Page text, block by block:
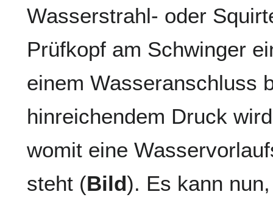
Wasserstrahl- oder
Prüfkopf am Schwinger
einem Wasseranschluss
hinreichendem Druck
womit eine
steht (Bild). Es kann